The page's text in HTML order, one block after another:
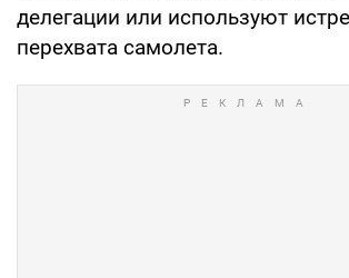
делегации или используют
перехвата самолета.